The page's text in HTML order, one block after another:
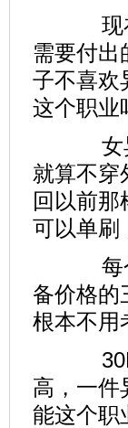
现在
需要付出
子不喜欢
这个职业
女异
就算不穿
回以前
可以单刷
每个
备价格的
根本不用
高，一件
能这个职